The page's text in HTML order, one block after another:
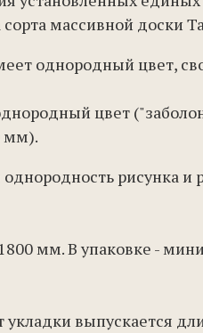
массивной доски
однородный цвет,
цвет
мм).
рисунка и
мм. В упаковке -
укладки выпускается